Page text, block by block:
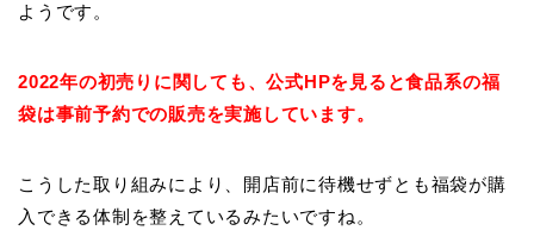
ようです。
2022年の初売りに関しても、公式HPを見ると食品系の福
袋は事前予約での販売を実施しています。
こうした取り組みにより、開店前に待機せずとも福袋が購
入できる体制を整えているみたいですね。